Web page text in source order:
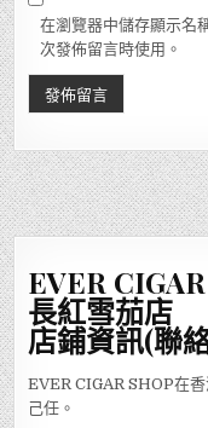
在瀏覽器中儲存顯示名
次發佈留言時使用。
EVER CIGAR
長紅雪茄店
店鋪資訊(聯
EVER CIGAR SHOP在
己任。